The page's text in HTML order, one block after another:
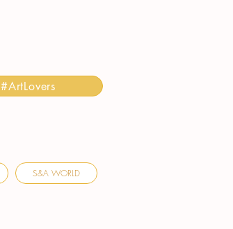
#ArtLovers
S&A WORLD